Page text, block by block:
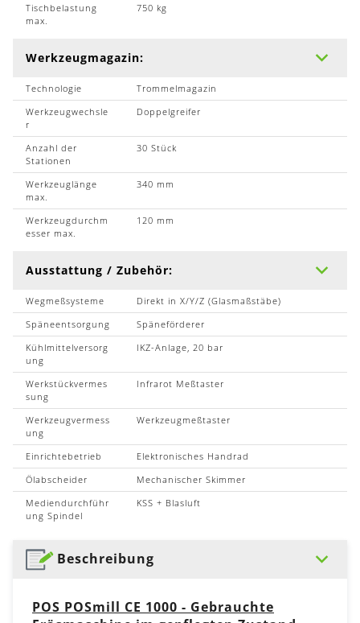
Tischbelastung
max.
750 kg
Werkzeugmagazin:
Technologie
Trommelmagazin
Werkzeugwechsle
r
Doppelgreifer
Anzahl der
Stationen
30 Stück
Werkzeuglänge
max.
340 mm
Werkzeugdurchm
esser max.
120 mm
Ausstattung / Zubehör:
Wegmeßsysteme
Direkt in X/Y/Z (Glasmaßstäbe)
Späneentsorgung
Späneförderer
Kühlmittelversorg
ung
IKZ-Anlage, 20 bar
Werkstückvermes
sung
Infrarot Meßtaster
Werkzeugvermess
ung
Werkzeugmeßtaster
Einrichtebetrieb
Elektronisches Handrad
Ölabscheider
Mechanischer Skimmer
Mediendurchführ
ung Spindel
KSS + Blasluft
Beschreibung
POS POSmill CE 1000 - Gebrauchte